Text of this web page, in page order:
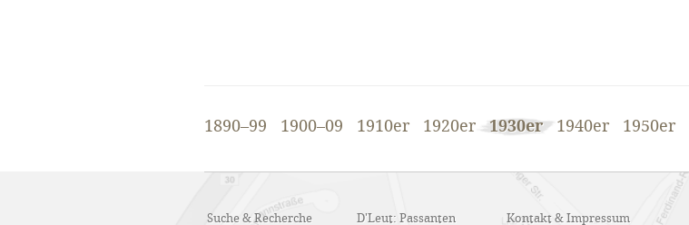
1890–99 1900–09 1910er 1920er 1930er 1940er 1950er
Suche & Recherche D'Leut: Passanten Kontakt & Impressum